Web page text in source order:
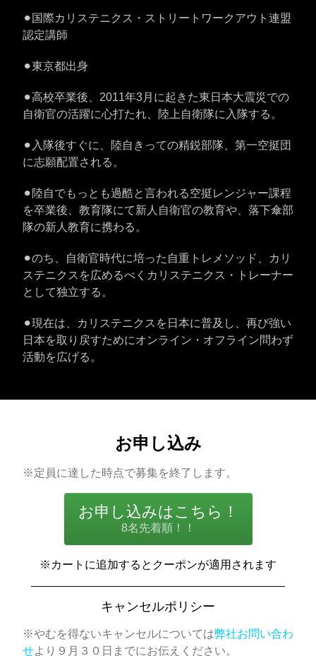
⚫︎国際カリステニクス・ストリートワークアウト連盟
認定講師
⚫︎東京都出身
⚫︎高校卒業後、2011年3月に起きた東日本大震災での
自衛官の活躍に心打たれ、陸上自衛隊に入隊する。
⚫︎入隊後すぐに、陸自きっての精鋭部隊、第一空挺団
に志願配置される。
⚫︎陸自でもっとも過酷と言われる空挺レンジャー課程
を卒業後、教育隊にて新人自衛官の教育や、落下傘部
隊の新人教育に携わる。
⚫︎のち、自衛官時代に培った自重トレメソッド、カリ
ステニクスを広めるべくカリステニクス・トレーナー
として独立する。
⚫︎現在は、カリステニクスを日本に普及し、再び強い
日本を取り戻すためにオンライン・オフライン問わず
活動を広げる。
お申し込み
※定員に達した時点で募集を終了します。
お申し込みはこちら！
8名先着順！！
※カートに追加するとクーポンが適用されます
キャンセルポリシー
※やむを得ないキャンセルについては弊社お問い合わ
せより９月３０日までにお伝えください。